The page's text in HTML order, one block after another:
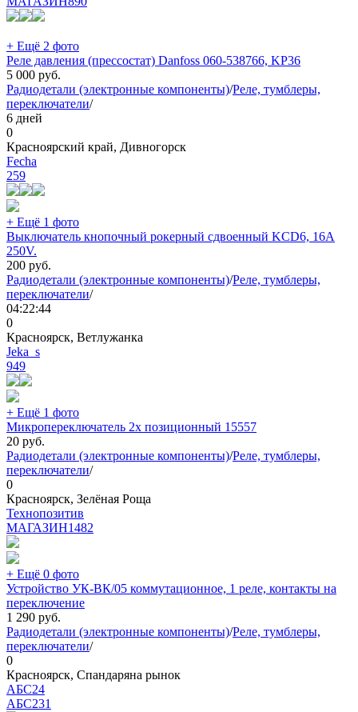
+ Ещё 2 фото
Реле давления (прессостат) Danfoss 060-538766, KP36
5 000 руб.
Радиодетали (электронные компоненты)/Реле, тумблеры,
переключатели/
6 дней
0
Красноярский край, Дивногорск
Fecha
259
+ Ещё 1 фото
Выключатель кнопочный рокерный сдвоенный KCD6, 16A
250V.
200 руб.
Радиодетали (электронные компоненты)/Реле, тумблеры,
переключатели/
04:22:44
0
Красноярск, Ветлужанка
Jeka_s
949
+ Ещё 1 фото
Микропереключатель 2х позиционный 15557
20 руб.
Радиодетали (электронные компоненты)/Реле, тумблеры,
переключатели/
0
Красноярск, Зелёная Роща
Технопозитив
МАГАЗИН1482
+ Ещё 0 фото
Устройство УК-ВК/05 коммутационное, 1 реле, контакты на
переключение
1 290 руб.
Радиодетали (электронные компоненты)/Реле, тумблеры,
переключатели/
0
Красноярск, Спандаряна рынок
АБС24
АБС231